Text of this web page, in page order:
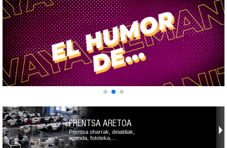
PRENTSA ARETOA
Prentsa oharrak, deialdiak,
agenda, fototeka,…